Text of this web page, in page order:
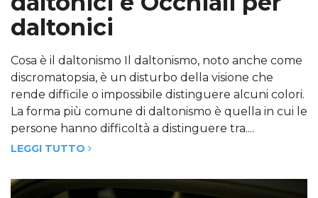
daltonici
Cosa è il daltonismo Il daltonismo, noto anche come
discromatopsia, è un disturbo della visione che
rende difficile o impossibile distinguere alcuni colori.
La forma più comune di daltonismo è quella in cui le
persone hanno difficoltà a distinguere tra....
LEGGI TUTTO